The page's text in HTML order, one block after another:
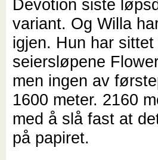
Devotion siste
variant. Og Willa
igjen. Hun har
seiersløpene
men ingen av
1600 meter. 2160
med å slå fast at
på papiret.